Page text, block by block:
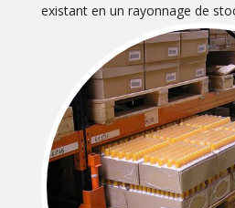
existant en un rayonnage de